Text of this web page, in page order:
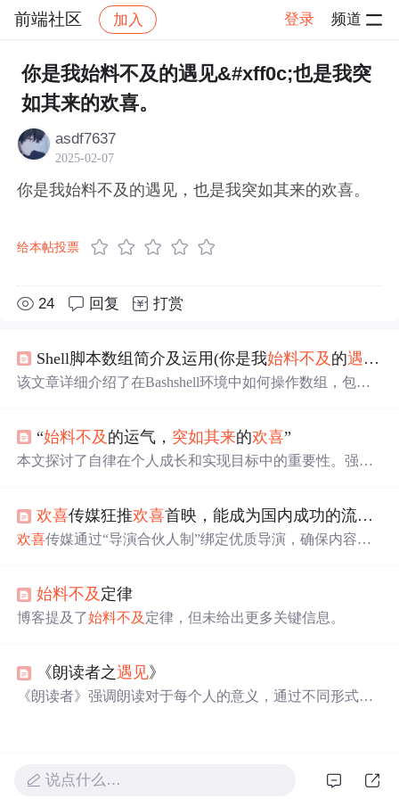
前端社区 加入 登录 频道
社区 前端社区 感慨 帖子详情
你是我始料不及的遇见&#xff0c;也是我突
如其来的欢喜。
asdf7637
2025-02-07
你是我始料不及的遇见，也是我突如其来的欢喜。
给本帖投票
24 回复 打赏
Shell脚本数组简介及运用(你是我始料不及 的遇见
该文章详细介绍了在Bashshell环境中如何操作数组，包括
用数组传参的方法。示例代码展示了各种操作的实现方
式。
“始料不及 的运气， 突如其来的欢喜”
本文探讨了自律在个人成长和实现目标中的重要性。强调
放纵的生活方式，阐述了自律如何塑造更高的人生高度。
欢喜传媒狂推欢喜首映，能成为国内成功的流媒体平台吗？
欢喜传媒通过“导演合伙人制”绑定优质导演，确保内容质
喜 传媒仍积极布局流媒体，以应对行业趋势变化。
始料不及 定律
博客提及了始料不及 定律，但未给出更多关键信息。
《朗读者之遇见》
《朗读者》强调朗读对于每个人的意义，通过不同形式的
说点什么…